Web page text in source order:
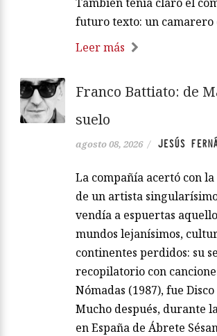
futuro texto: un
Leer más
Franco Battiato: de
suelo
agosto 08, 2026 / JESÚS
La compañía acertó con
de un artista
vendía a espuertas
mundos lejanísimos,
continentes perdidos: su
recopilatorio con
Nómadas (1987), fue
Mucho después, durante
en España de Ábrete